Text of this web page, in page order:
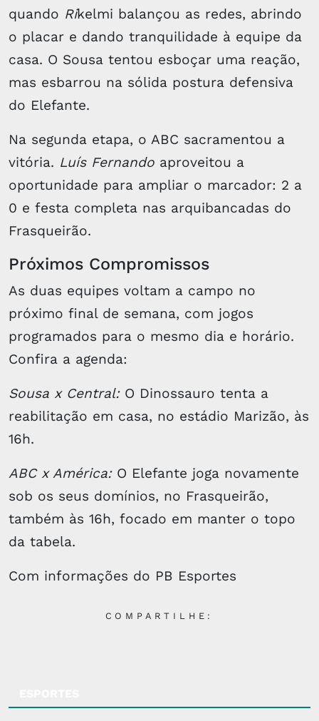
quando Rikelmi balançou as redes, abrindo
o placar e dando tranquilidade à equipe da
casa. O Sousa tentou esboçar uma reação,
mas esbarrou na sólida postura defensiva
do Elefante.
Na segunda etapa, o ABC sacramentou a
vitória. Luís Fernando aproveitou a
oportunidade para ampliar o marcador: 2 a
0 e festa completa nas arquibancadas do
Frasqueirão.
Próximos Compromissos
As duas equipes voltam a campo no
próximo final de semana, com jogos
programados para o mesmo dia e horário.
Confira a agenda:
Sousa x Central:O Dinossauro tenta a
reabilitação em casa, no estádio Marizão, às
16h.
ABC x América:O Elefante joga novamente
sob os seus domínios, no Frasqueirão,
também às 16h, focado em manter o topo
da tabela.
Com informações do PB Esportes
COMPARTILHE: